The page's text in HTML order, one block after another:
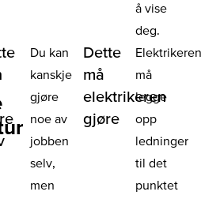
å vise
deg.
Du kan
kanskje
gjøre
noe av
jobben
selv,
men
Dette
må
elektrikeren
gjøre
må
legge
opp
ledninger
til det
punktet